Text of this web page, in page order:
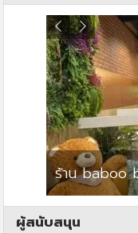
ร้าน baboo
ผู้สนับสนุน